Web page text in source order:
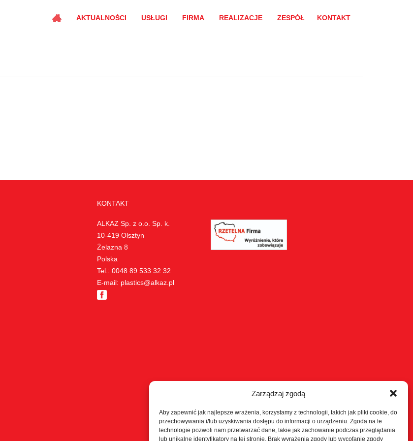
Zarządzaj zgodą
Aby zapewnić jak najlepsze wrażenia, korzystamy z technologii, takich jak pliki cookie, do
przechowywania i/lub uzyskiwania dostępu do informacji o urządzeniu. Zgoda na te
technologie pozwoli nam przetwarzać dane, takie jak zachowanie podczas przeglądania
lub unikalne identyfikatory na tej stronie. Brak wyrażenia zgody lub wycofanie zgody
AKTUALNOŚCI USŁUGI FIRMA REALIZACJE ZESPÓŁ KONTAKT
KONTAKT
ALKAZ Sp. z o.o. Sp. k.
10-419 Olsztyn
Żelazna 8
Polska
Tel.: 0048 89 533 32 32
E-mail: plastics@alkaz.pl